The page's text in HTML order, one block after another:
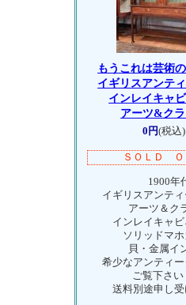
もうこれは芸術
イギリスアンテ
インレイキャ
アーツ&ク
0円(税込)
ＳＯＬＤ Ｏ
1900
イギリスアンテ
アーツ＆ク
インレイキャ
ソリッドマホ
貝・金属イ
希少なアンティ
ご覧下さ
送料別途申し